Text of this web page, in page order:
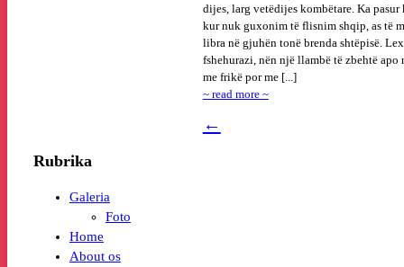
dijes, larg vetëdijes kombëtare. Ka pasur
kur nuk guxonim të flisnim shqip, as të
libra në gjuhën tonë brenda shtëpisë.
fshehurazi, nën një llambë të zbehtë apo
me frikë por me [...]
~ read more ~
←
Rubrika
Galeria
Foto
Home
About os